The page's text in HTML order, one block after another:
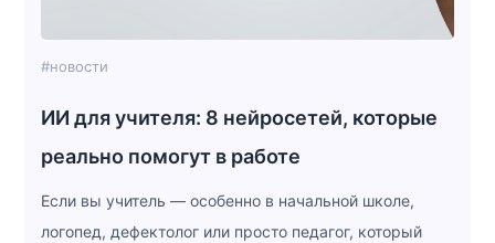
#новости
ИИ для учителя: 8 нейросетей, которые
реально помогут в работе
Если вы учитель — особенно в начальной школе,
логопед, дефектолог или просто педагог, который